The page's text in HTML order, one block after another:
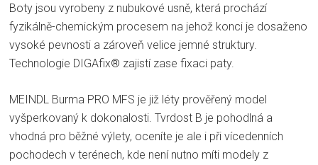
Boty jsou vyrobeny z nubukové usně, která prochází
fyzikálně-chemickým procesem na jehož konci je dosaženo
vysoké pevnosti a zároveň velice jemné struktury.
Technologie DIGAfix® zajistí zase fixaci paty.
MEINDL Burma PRO MFS je již léty prověřený model
vyšperkovaný k dokonalosti. Tvrdost B je pohodlná a
vhodná pro běžné výlety, oceníte je ale i při vícedenních
pochodech v terénech, kde není nutno míti modely z